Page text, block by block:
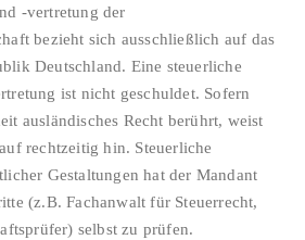
-vertretung der
bezieht sich ausschließlich auf das
Deutschland. Eine steuerliche
ist nicht geschuldet. Sofern
ausländisches Recht berührt, weist
rechtzeitig hin. Steuerliche
Gestaltungen hat der Mandant
(z.B. Fachanwalt für Steuerrecht,
selbst zu prüfen.